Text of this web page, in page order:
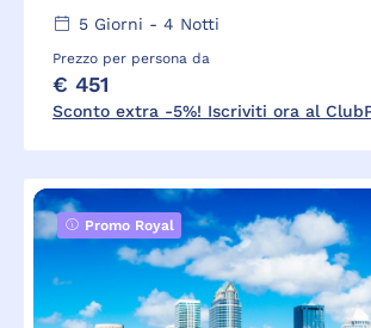
5Giorni - 4 Notti
Prezzo per persona da
€ 451
Sconto extra -5%! Iscriviti ora al
Promo Royal